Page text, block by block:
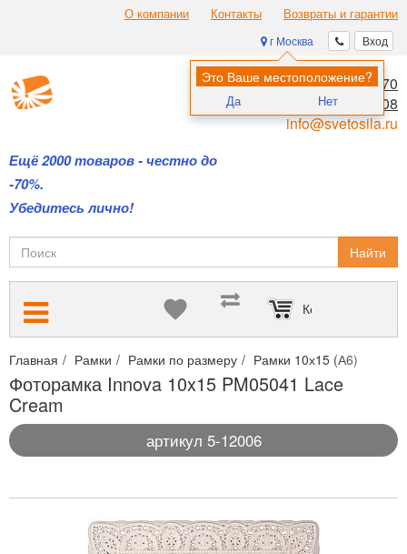
О компании Контакты Возвраты и гарантии
Вход
г Москва
Это Ваше местоположение?
Да Нет
Ещё 2000 товаров - честно до
-70%.
Убедитесь лично!
8 (495) 970-00-70
8 (800) 700-11-08
info@svetosila.ru
Найти
Корзина пуста
Главная Рамки Рамки по размеру Рамки 10х15 (А6)
Фоторамка Innova 10x15 PM05041 Lace
Cream
артикул 5-12006